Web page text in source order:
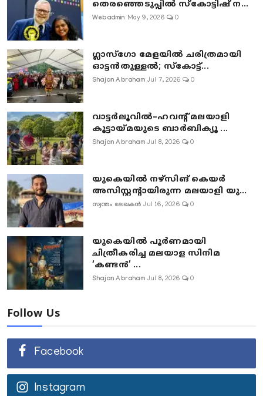
തെരഞ്ഞെടുപ്പിൽ സ്കോട്ടിഷ് ന...
Webadmin May 9, 2026 0
ഗ്ലാസ്‌ഗോ മേളയിൽ ചരിത്രമായി
ഓട്ടൻതുള്ളൽ; സ്‌കോട്ട്...
Shajan Abraham Jul 7, 2026 0
വാട്ടർലൂവിൽ–ഹവന്റ് മലയാളി
കൂട്ടായ്മയുടെ ബാർബിക്യൂ ...
Shajan Abraham Jul 8, 2026 0
യുകെയിൽ നഴ്സിങ് കെയർ
അസിസ്റ്റന്റായിരുന്ന മലയാളി യു...
സ്വന്തം ലേഖകൻ Jul 16, 2026 0
യുകെയിൽ പൂർണമായി
ചിത്രീകരിച്ച മലയാള സിനിമ
‘കണ്ടൻ’ ...
Shajan Abraham Jul 8, 2026 0
Follow Us
Facebook
Instagram